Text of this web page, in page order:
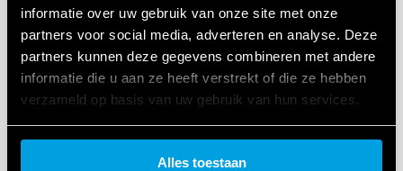
informatie over uw gebruik van onze site met onze
partners voor social media, adverteren en analyse. Deze
partners kunnen deze gegevens combineren met andere
informatie die u aan ze heeft verstrekt of die ze hebben
verzameld op basis van uw gebruik van hun services.
Cookie policy.
Alles toestaan